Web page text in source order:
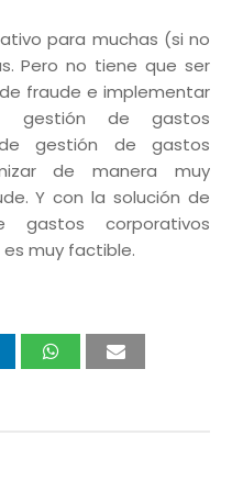
para muchas (si no
Pero no tiene que ser
fraude e implementar
gestión de gastos
gestión de gastos
de manera muy
Y con la solución de
corporativos
es muy factible.